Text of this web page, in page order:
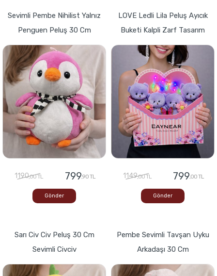
Sevimli Pembe Nihilist Yalnız
Penguen Peluş 30 Cm
1190,00 TL 799,90 TL
Gönder
LOVE Ledli Lila Peluş Ayıcık
Buketi Kalpli Zarf Tasarım
1149,00 TL 799,00 TL
Gönder
Sarı Civ Civ Peluş 30 Cm
Sevimli Civciv
Pembe Sevimli Tavşan Uyku
Arkadaşı 30 Cm